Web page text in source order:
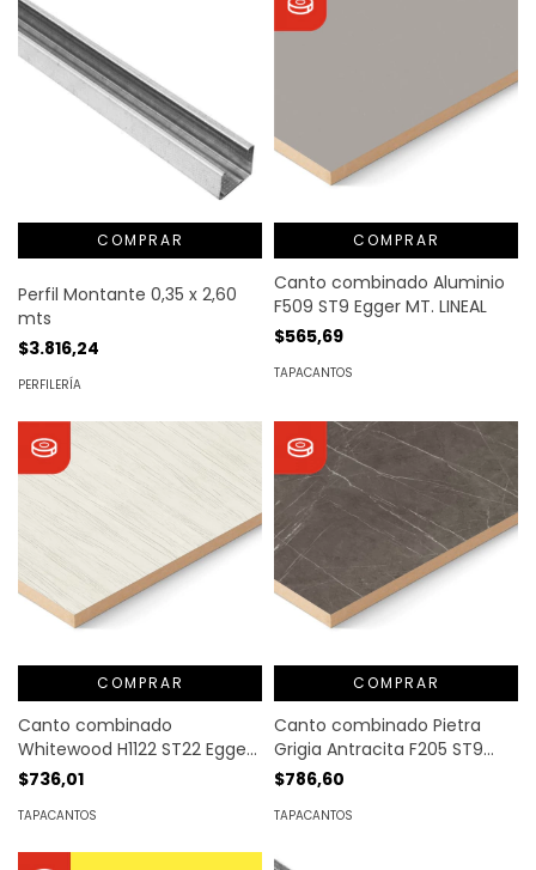
Perfil Montante 0,35 x 2,60
mts
$3.816,24
PERFILERÍA
COMPRAR
Canto combinado Aluminio
F509 ST9 Egger MT. LINEAL
$565,69
TAPACANTOS
COMPRAR
Canto combinado
Whitewood H1122 ST22 Egger
MT. LINEAL
$736,01
TAPACANTOS
COMPRAR
Canto combinado Pietra
Grigia Antracita F205 ST9
Egger MT. LINEAL
$786,60
TAPACANTOS